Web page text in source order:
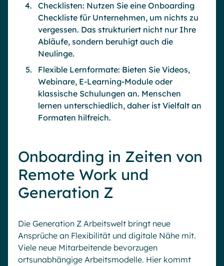
Checklisten: Nutzen Sie eine Onboarding
Checkliste für Unternehmen, um nichts zu
vergessen. Das strukturiert nicht nur Ihre
Abläufe, sondern beruhigt auch die
Neulinge.
Flexible Lernformate: Bieten Sie Videos,
Webinare, E-Learning-Module oder
klassische Schulungen an. Menschen
lernen unterschiedlich, daher ist Vielfalt an
Formaten hilfreich.
Onboarding in Zeiten von
Remote Work und
Generation Z
Die Generation Z Arbeitswelt bringt neue
Ansprüche an Flexibilität und digitale Nähe mit.
Viele neue Mitarbeitende bevorzugen
ortsunabhängige Arbeitsmodelle. Hier kommt